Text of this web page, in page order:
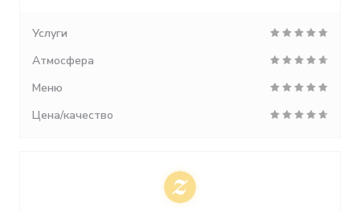
Услуги
Атмосфера
Меню
Цена/качество